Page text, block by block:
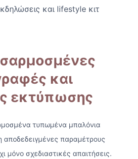
και lifestyle κιτ
και
εκτύπωσης
τυπωμένα μπαλόνια
αποδεδειγμένες παραμέτρους
μόνο σχεδιαστικές απαιτήσεις.